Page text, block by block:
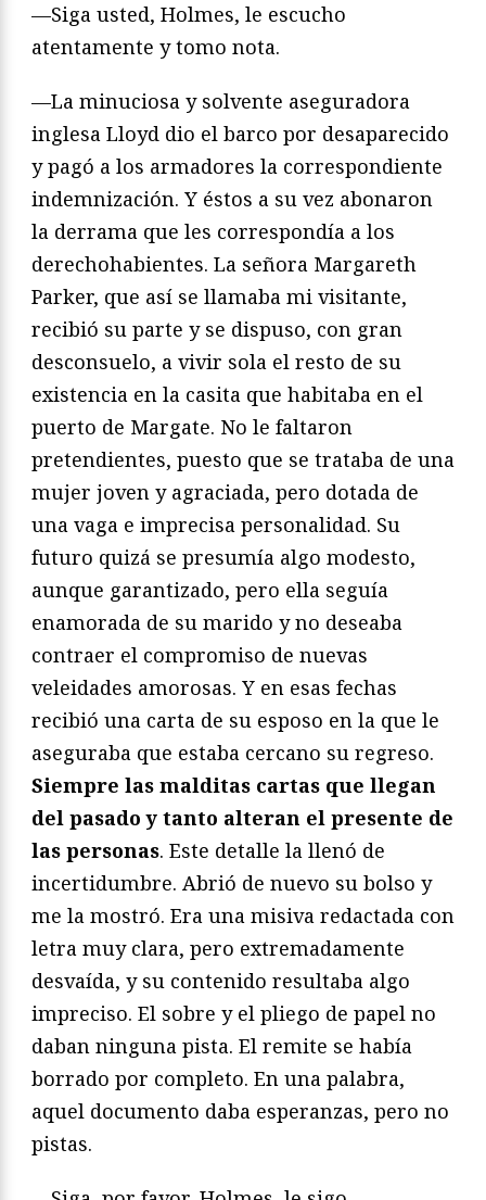
—Siga usted, Holmes, le escucho
atentamente y tomo nota.
—La minuciosa y solvente aseguradora
inglesa Lloyd dio el barco por desaparecido
y pagó a los armadores la correspondiente
indemnización. Y éstos a su vez abonaron
la derrama que les correspondía a los
derechohabientes. La señora Margareth
Parker, que así se llamaba mi visitante,
recibió su parte y se dispuso, con gran
desconsuelo, a vivir sola el resto de su
existencia en la casita que habitaba en el
puerto de Margate. No le faltaron
pretendientes, puesto que se trataba de una
mujer joven y agraciada, pero dotada de
una vaga e imprecisa personalidad. Su
futuro quizá se presumía algo modesto,
aunque garantizado, pero ella seguía
enamorada de su marido y no deseaba
contraer el compromiso de nuevas
veleidades amorosas. Y en esas fechas
recibió una carta de su esposo en la que le
aseguraba que estaba cercano su regreso.
Siempre las malditas cartas que llegan
del pasado y tanto alteran el presente de
las personas. Este detalle la llenó de
incertidumbre. Abrió de nuevo su bolso y
me la mostró. Era una misiva redactada con
letra muy clara, pero extremadamente
desvaída, y su contenido resultaba algo
impreciso. El sobre y el pliego de papel no
daban ninguna pista. El remite se había
borrado por completo. En una palabra,
aquel documento daba esperanzas, pero no
pistas.